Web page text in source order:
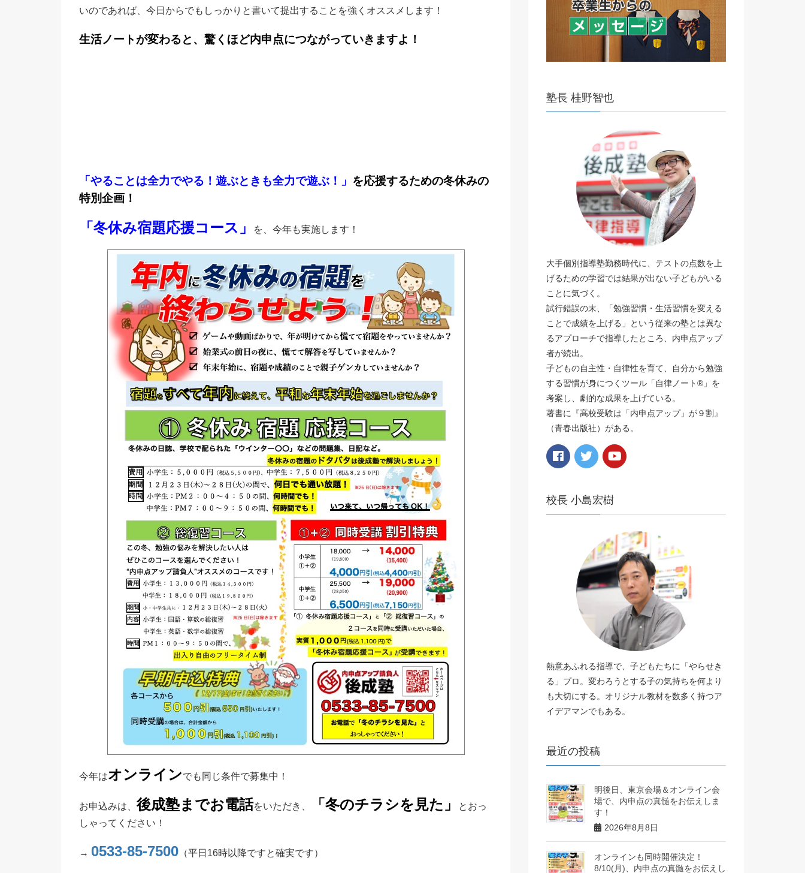
いのであれば、今日からでもしっかりと書いて提出することを強くオススメします！
生活ノートが変わると、驚くほど内申点につながっていきますよ！
「やることは全力でやる！遊ぶときも全力で遊ぶ！」 を応援するための冬休みの
特別企画！
「冬休み宿題応援コース」 を、今年も実施します！
今年はオンラインでも同じ条件で募集中！
お申込みは、 後成塾までお電話をいただき、 「冬のチラシを見た」
とおっ
しゃってください！
→ 0533-85-7500 （平日16時以降ですと確実です）
塾長 桂野智也
大手個別指導塾勤務時代に、テストの点数を上
げるための学習では結果が出ない子どもがいる
ことに気づく。
試行錯誤の末、「勉強習慣・生活習慣を変える
ことで成績を上げる」という従来の塾とは異な
るアプローチで指導したところ、内申点アップ
者が続出。
子どもの自主性・自律性を育て、自分から勉強
する習慣が身につくツール「自律ノート®️」を
考案し、劇的な成果を上げている。
著書に『高校受験は「内申点アップ」が９割』
（青春出版社）がある。
校長 小島宏樹
熱意あふれる指導で、子どもたちに「やらせき
る」プロ。変わろうとする子の気持ちを何より
も大切にする。オリジナル教材を数多く持つア
イデアマンでもある。
最近の投稿
明後日、東京会場＆オンライン会
場で、内申点の真髄をお伝えしま
す！
2026年8月8日
オンラインも同時開催決定！
8/10(月)、内申点の真髄をお伝えし